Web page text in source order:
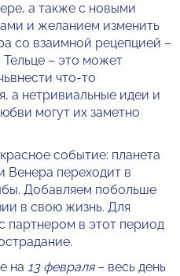
а также с новыми
и желанием изменить
со взаимной рецепцией –
– это может
что-то
а нетривиальные идеи и
могут их заметно
событие: планета
Венера переходит в
Добавляем побольше
в свою жизнь. Для
партнером в этот период
на 13 февраля – весь день